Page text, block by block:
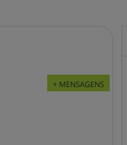
+ MENSAGENS